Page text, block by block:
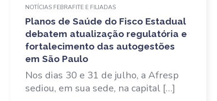
NOTÍCIAS FEBRAFITE E FILIADAS
Planos de Saúde do Fisco Estadual
debatem atualização regulatória e
fortalecimento das autogestões
em São Paulo
Nos dias 30 e 31 de julho, a Afresp
sediou, em sua sede, na capital […]